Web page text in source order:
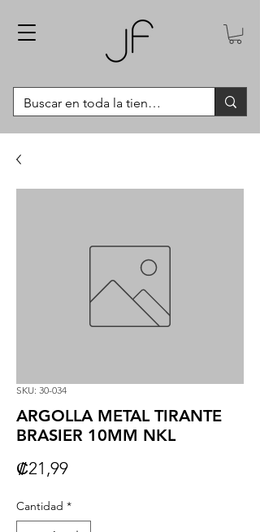
SKU: 30-034
ARGOLLA METAL TIRANTE
BRASIER 10MM NKL
₡21,99Precio
Cantidad *